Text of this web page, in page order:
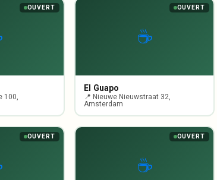
OUVERT
100,
☕
OUVERT
El Guapo
📍 Nieuwe Nieuwstraat 32,
Amsterdam
OUVERT
☕
OUVERT